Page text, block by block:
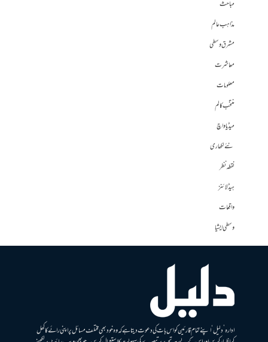
مباحث
مذاہب عالم
مشرق وسطی
معاشرت
معلومات
منتخب کالم
میڈیا واچ
نئے لکھاری
نقطہ نظر
ہیڈلائنز
واقعات
وسطی ایشیا
ادارہ ’دلیل‘ اپنے تمام قارئین کو اس بات کی دعوت دیتا ہے کہ وہ خود بھی مختلف مسائل پر اپنی رائے کا کھل